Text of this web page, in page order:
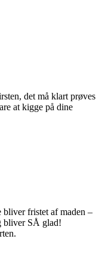
det må klart prøves
at kigge på dine
fristet af maden –
bliver SÅ glad!